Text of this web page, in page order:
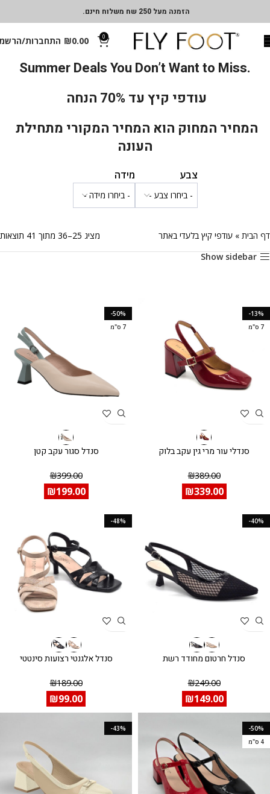
הזמנה מעל 250 שח משלוח חינם.
0
₪0.00 התחברות/
Summer Deals You Don’t Want to Miss.
עודפי קיץ עד 70% הנחה
העונה
צבע מידה
דף הבית » עודפי קיץ בלעדי באתר
מציג 25–36 מתוך 41 תוצאות
Show sidebar
-13%
7 ס"מ
סנדלי עור מרי גין עקב בלוק
₪389.00
₪339.00
-50%
7 ס"מ
סנדל סגור עקב קטן
₪399.00
₪199.00
-40%
סנדל חרטום מחודד רשת
₪249.00
₪149.00
-48%
סנדל אלגנטי רצועות סינטטי
₪189.00
₪99.00
-50%
4 ס"מ
-43%